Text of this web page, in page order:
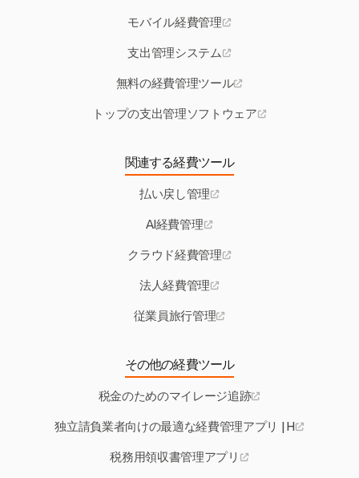
モバイル経費管理
支出管理システム
無料の経費管理ツール
トップの支出管理ソフトウェア
関連する経費ツール
払い戻し管理
AI経費管理
クラウド経費管理
法人経費管理
従業員旅行管理
その他の経費ツール
税金のためのマイレージ追跡
独立請負業者向けの最適な経費管理アプリ | H
税務用領収書管理アプリ